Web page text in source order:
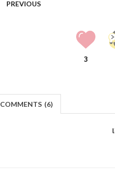
PREVIOUS
3
COMMENTS (6)